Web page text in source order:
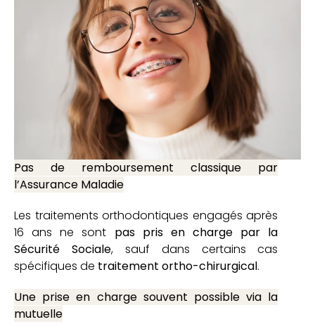
Pas de remboursement classique par
l’Assurance Maladie
Les traitements orthodontiques engagés après
16 ans ne sont pas pris en charge par la
Sécurité Sociale, sauf dans certains cas
spécifiques de traitement ortho-chirurgical.
Une prise en charge souvent possible via la
mutuelle